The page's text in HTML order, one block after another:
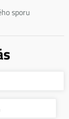
sporu